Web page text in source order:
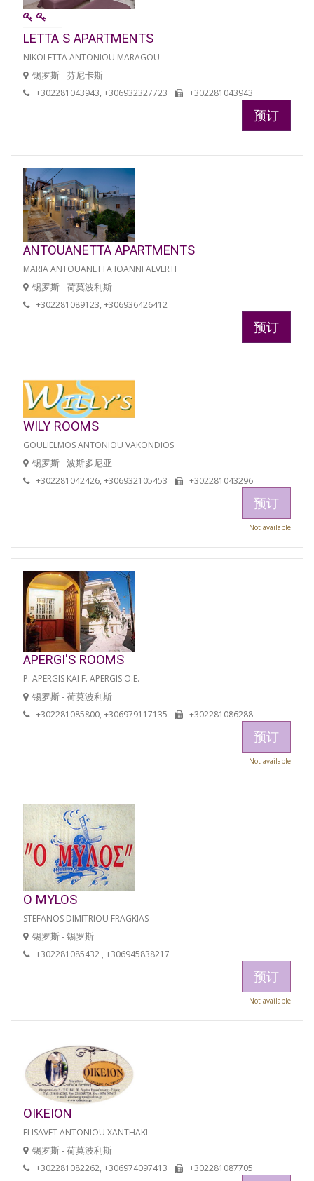
LETTA S APARTMENTS
NIKOLETTA ANTONIOU MARAGOU
锡罗斯 - 芬尼卡斯
+302281043943, +306932327723 +302281043943
预订
ANTOUANETTA APARTMENTS
MARIA ANTOUANETTA IOANNI ALVERTI
锡罗斯 - 荷莫波利斯
+302281089123, +306936426412
预订
WILY ROOMS
GOULIELMOS ANTONIOU VAKONDIOS
锡罗斯 - 波斯多尼亚
+302281042426, +306932105453 +302281043296
预订
Not available
APERGI'S ROOMS
P. APERGIS KAI F. APERGIS O.E.
锡罗斯 - 荷莫波利斯
+302281085800, +306979117135 +302281086288
预订
Not available
O MYLOS
STEFANOS DIMITRIOU FRAGKIAS
锡罗斯 - 锡罗斯
+302281085432 , +306945838217
预订
Not available
OIKEION
ELISAVET ANTONIOU XANTHAKI
锡罗斯 - 荷莫波利斯
+302281082262, +306974097413 +302281087705